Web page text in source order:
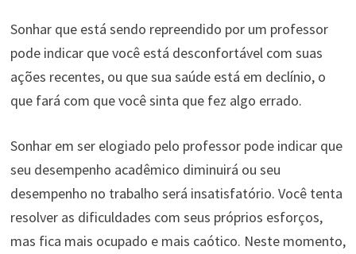
Sonhar que está sendo repreendido por um professor
pode indicar que você está desconfortável com suas
ações recentes, ou que sua saúde está em declínio, o
que fará com que você sinta que fez algo errado.
Sonhar em ser elogiado pelo professor pode indicar que
seu desempenho acadêmico diminuirá ou seu
desempenho no trabalho será insatisfatório. Você tenta
resolver as dificuldades com seus próprios esforços,
mas fica mais ocupado e mais caótico. Neste momento,